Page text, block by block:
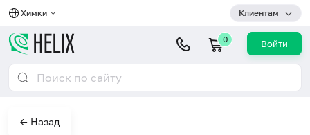
Химки Клиентам
0 Войти
← Назад